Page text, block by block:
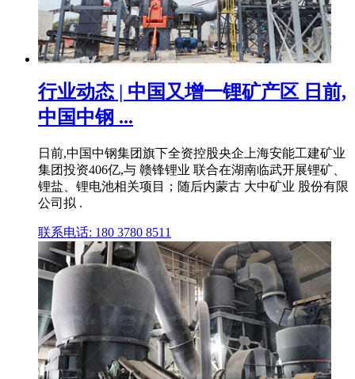
行业动态 | 中国又增一锂矿产区 日前,
中国中钢 ...
日前,中国中钢集团旗下全资控股央企上海安能工建矿业
集团投资406亿,与 赣锋锂业 联合在湖南临武开展锂矿、
锂盐、锂电池相关项目；随后内蒙古 大中矿业 股份有限
公司拟 .
联系电话: 180 3780 8511